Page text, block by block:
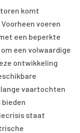
komt
voeren
een beperkte
een volwaardige
ontwikkeling
vaartochten
staat